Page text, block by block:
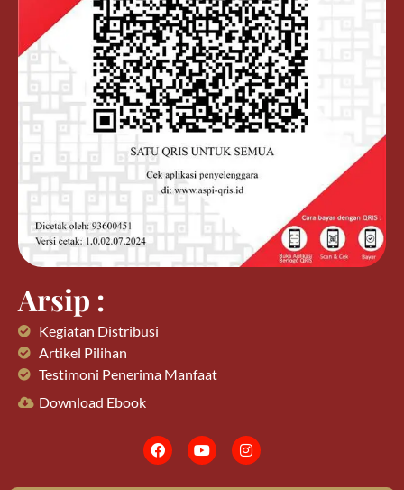
Arsip :
Kegiatan Distribusi
Artikel Pilihan
Testimoni Penerima Manfaat
Download Ebook